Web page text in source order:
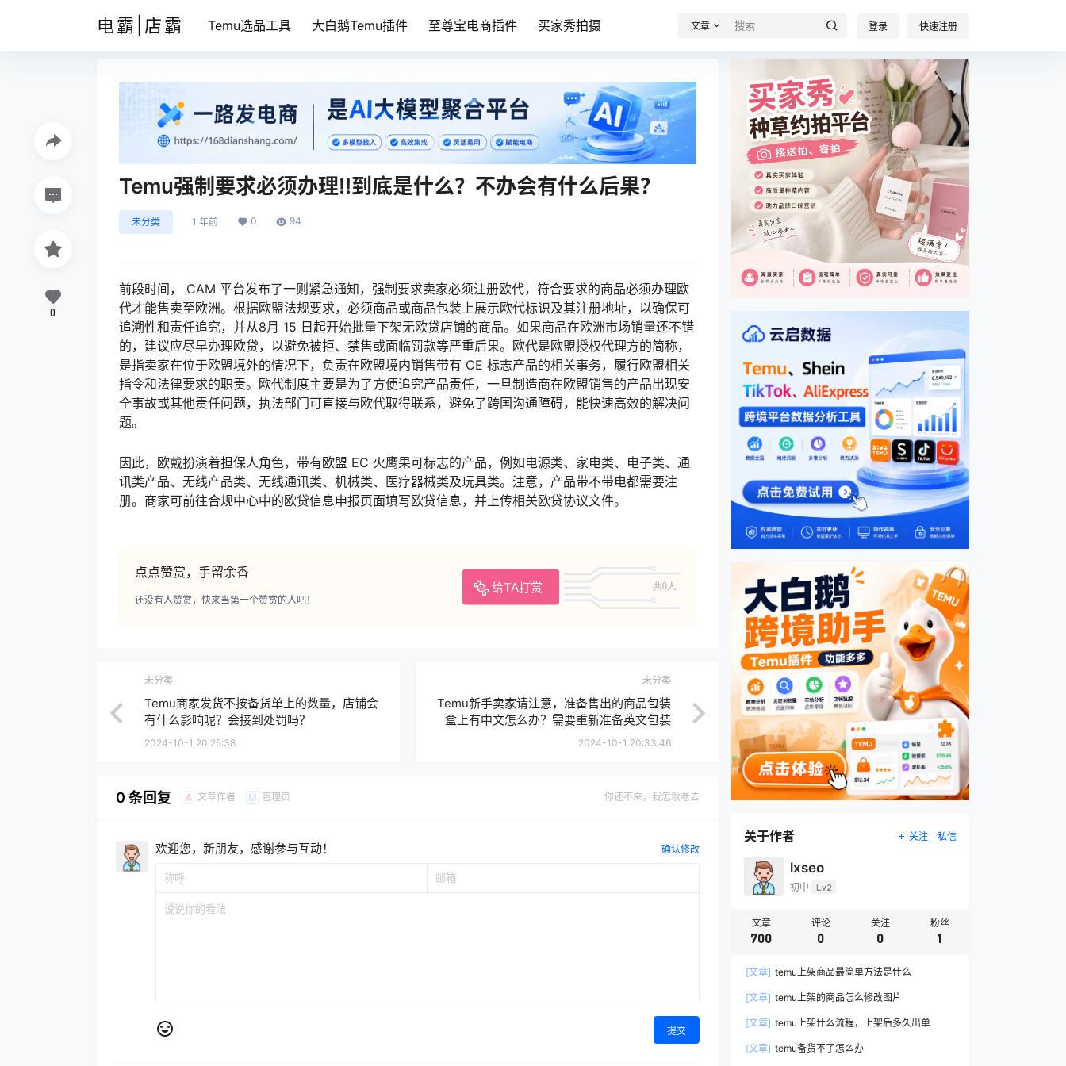
电霸|店霸 Temu选品工具 大白鹅Temu插件 至尊宝电商插件 买家秀拍摄 文章 登录 快速注册
Temu强制要求必须办理‼️到底是什么？不办会有什么后果？
未分类 1 年前 0 94
前段时间， CAM 平台发布了一则紧急通知，强制要求卖家必须注册欧代，符合要求的商品必须办理欧
代才能售卖至欧洲。根据欧盟法规要求，必须商品或商品包装上展示欧代标识及其注册地址，以确保可
追溯性和责任追究，并从8月 15 日起开始批量下架无欧贷店铺的商品。如果商品在欧洲市场销量还不错
的，建议应尽早办理欧贷，以避免被拒、禁售或面临罚款等严重后果。欧代是欧盟授权代理方的简称，
是指卖家在位于欧盟境外的情况下，负责在欧盟境内销售带有 CE 标志产品的相关事务，履行欧盟相关
指令和法律要求的职责。欧代制度主要是为了方便追究产品责任，一旦制造商在欧盟销售的产品出现安
全事故或其他责任问题，执法部门可直接与欧代取得联系，避免了跨国沟通障碍，能快速高效的解决问
题。
因此，欧戴扮演着担保人角色，带有欧盟 EC 火鹰果可标志的产品，例如电源类、家电类、电子类、通
讯类产品、无线产品类、无线通讯类、机械类、医疗器械类及玩具类。注意，产品带不带电都需要注
册。商家可前往合规中心中的欧贷信息申报页面填写欧贷信息，并上传相关欧贷协议文件。
点点赞赏，手留余香
给TA打赏 共0人
还没有人赞赏，快来当第一个赞赏的人吧！
0
未分类
Temu商家发货不按备货单上的数量，店铺会
有什么影响呢？会接到处罚吗？
2024-10-1 20:25:38
未分类
Temu新手卖家请注意，准备售出的商品包装
盒上有中文怎么办？需要重新准备英文包装
吗？
2024-10-1 20:33:46
0 条回复 A 文章作者 M 管理员 你还不来，我怎敢老去
欢迎您，新朋友，感谢参与互动！ 确认修改
提交
关于作者 关注 私信
lxseo
初中 Lv2
文章
700
评论
0
关注
0
粉丝
1
[文章] temu上架商品最简单方法是什么
[文章] temu上架的商品怎么修改图片
[文章] temu上架什么流程，上架后多久出单
[文章] temu备货不了怎么办